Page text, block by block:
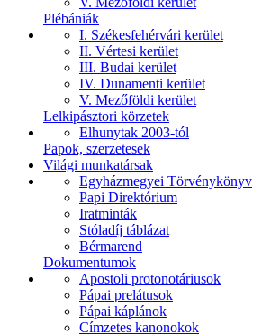
Plébániák
I. Székesfehérvári kerület
II. Vértesi kerület
III. Budai kerület
IV. Dunamenti kerület
V. Mezőföldi kerület
Lelkipásztori körzetek
Elhunytak 2003-tól
Papok, szerzetesek
Világi munkatársak
Egyházmegyei Törvénykönyv
Papi Direktórium
Iratminták
Stóladíj táblázat
Bérmarend
Dokumentumok
Apostoli protonotáriusok
Pápai prelátusok
Pápai káplánok
Címzetes kanonokok